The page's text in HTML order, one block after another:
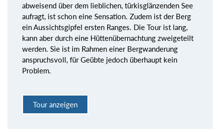
abweisend über dem lieblichen, türkisglänzenden See
aufragt, ist schon eine Sensation. Zudem ist der Berg
ein Aussichtsgipfel ersten Ranges. Die Tour ist lang,
kann aber durch eine Hüttenübernachtung zweigeteilt
werden. Sie ist im Rahmen einer Bergwanderung
anspruchsvoll, für Geübte jedoch überhaupt kein
Problem.
Tour anzeigen